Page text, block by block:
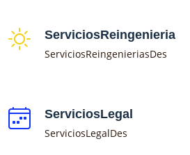
ServiciosReingenieria
ServiciosReingenieriasDes
ServiciosLegal
ServiciosLegalDes